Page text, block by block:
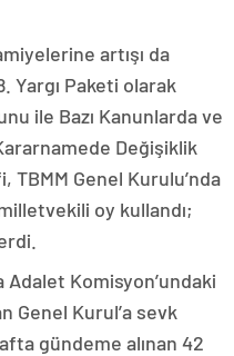
artışı da
Yargı Paketi olarak
ile Bazı Kanunlarda ve
Değişiklik
TBMM Genel Kurulu’nda
oy kullandı;
Komisyon’undaki
Genel Kurul’a sevk
gündeme alınan 42